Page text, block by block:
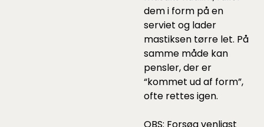
dem i form på en
serviet og lader
mastiksen tørre let. På
samme måde kan
pensler, der er
“kommet ud af form”,
ofte rettes igen.
OBS: Forsøg venligst